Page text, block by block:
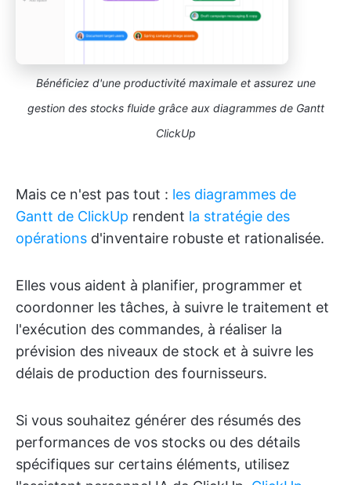
Bénéficiez d'une productivité maximale et assurez une
gestion des stocks fluide grâce aux diagrammes de Gantt
ClickUp
Mais ce n'est pas tout : les diagrammes de
Gantt de ClickUp rendent la stratégie des
opérations d'inventaire robuste et rationalisée.
Elles vous aident à planifier, programmer et
coordonner les tâches, à suivre le traitement et
l'exécution des commandes, à réaliser la
prévision des niveaux de stock et à suivre les
délais de production des fournisseurs.
Si vous souhaitez générer des résumés des
performances de vos stocks ou des détails
spécifiques sur certains éléments, utilisez